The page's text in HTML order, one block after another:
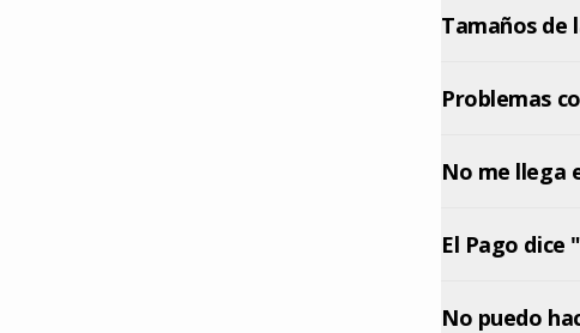
Tamaños de
Problemas
No me llega
No puedo